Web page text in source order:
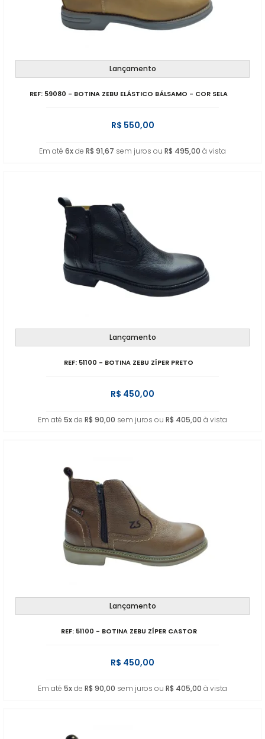
Lançamento
REF: 59080 - BOTINA ZEBU ELÁSTICO BÁLSAMO - COR SELA
R$ 550,00
Em até 6xde R$ 91,67 sem juros ou R$ 495,00 à vista
Lançamento
REF: 51100 - BOTINA ZEBU ZÍPER PRETO
R$ 450,00
Em até 5xde R$ 90,00 sem juros ou R$ 405,00 à vista
Lançamento
REF: 51100 - BOTINA ZEBU ZÍPER CASTOR
R$ 450,00
Em até 5xde R$ 90,00 sem juros ou R$ 405,00 à vista